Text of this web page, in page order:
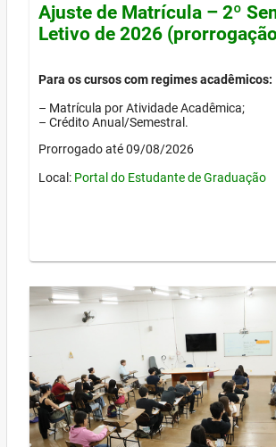
Ajuste de Matrícula – 2º
Letivo de 2026
Para os cursos com regimes acadêmicos:
– Matrícula por Atividade Acadêmica;
– Crédito Anual/Semestral.
Prorrogado até 09/08/2026
Local: Portal do Estudante de Graduação